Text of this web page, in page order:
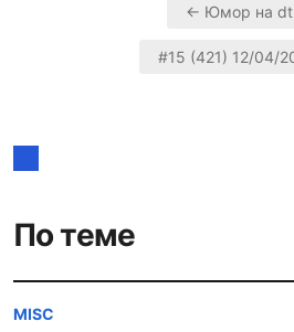
Навигация
← Юмор на
#15 (421) 12/04/
По теме
MISC